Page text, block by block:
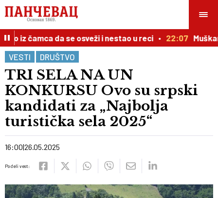
iz čamca da se osveži i nestao u reci 22:07
VESTI
DRUŠTVO
TRI SELA NA UN
KONKURSU Ovo su srpski
kandidati za „Najbolja
turistička sela 2025“
16:00 26.05.2025
Podeli vest: